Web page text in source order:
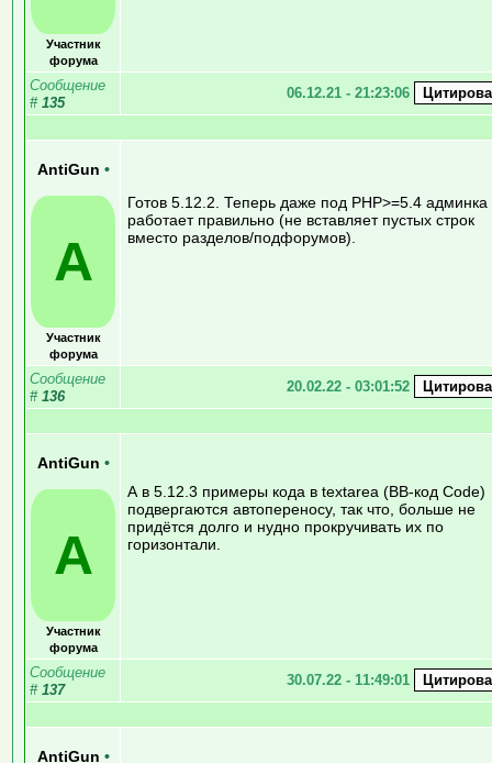
Участник
форума
Сообщение
# 135
06.12.21 - 21:23:06
AntiGun •
A
Участник
форума
Готов 5.12.2. Теперь даже под PHP>=5.4 админка
работает правильно (не вставляет пустых строк
вместо разделов/подфорумов).
Сообщение
# 136
20.02.22 - 03:01:52
AntiGun •
A
Участник
форума
А в 5.12.3 примеры кода в textarea (BB-код Code)
подвергаются автопереносу, так что, больше не
придётся долго и нудно прокручивать их по
горизонтали.
Сообщение
# 137
30.07.22 - 11:49:01
AntiGun •